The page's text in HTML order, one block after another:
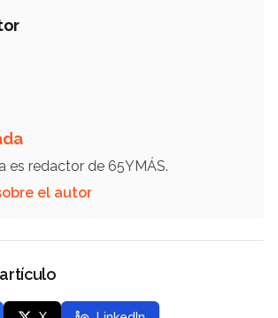
es redactor de 65YMÁS.
el autor